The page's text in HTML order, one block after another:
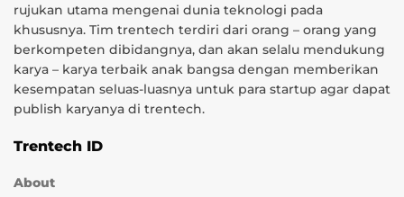
rujukan utama mengenai dunia teknologi pada
khususnya. Tim trentech terdiri dari orang – orang yang
berkompeten dibidangnya, dan akan selalu mendukung
karya – karya terbaik anak bangsa dengan memberikan
kesempatan seluas-luasnya untuk para startup agar dapat
publish karyanya di trentech.
Trentech ID
About